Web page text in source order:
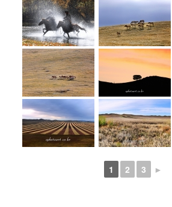
1 2 3 ►